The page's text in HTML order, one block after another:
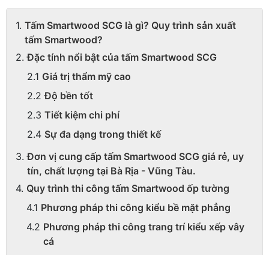
Tấm Smartwood SCG là gì? Quy trình sản xuất
tấm Smartwood?
Đặc tính nổi bật của tấm Smartwood SCG
Giá trị thẩm mỹ cao
Độ bền tốt
Tiết kiệm chi phí
Sự đa dạng trong thiết kế
Đơn vị cung cấp tấm Smartwood SCG giá rẻ, uy
tín, chất lượng tại Bà Rịa - Vũng Tàu.
Quy trình thi công tấm Smartwood ốp tường
Phương pháp thi công kiểu bề mặt phẳng
Phương pháp thi công trang trí kiểu xếp vây
cá